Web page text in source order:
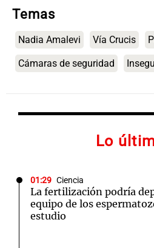
Temas
Nadia Amalevi Vía Crucis
Cámaras de seguridad
Lo
01:29 Ciencia
La fertilización podría
equipo de los
estudio